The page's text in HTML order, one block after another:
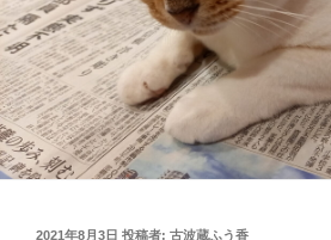
投
2021年8月3日 投稿者: 古波蔵ふう香